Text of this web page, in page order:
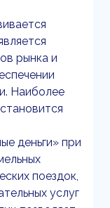
рынка и
Наиболее
деньги» при
поездок,
услуг